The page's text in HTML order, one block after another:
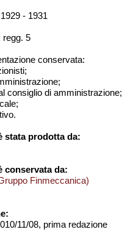
1929 - 1931
regg. 5
conservata:
consiglio di amministrazione;
stata prodotta da:
conservata da:
Finmeccanica)
11/08, prima redazione